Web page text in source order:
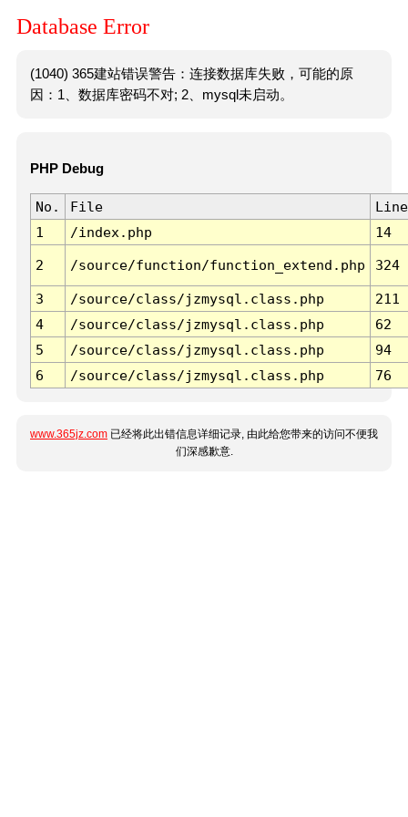
Database Error
(1040) 365建站错误警告：连接数据库失败，可能的原
因：1、数据库密码不对; 2、mysql未启动。
PHP Debug
No. File
Line
1
/index.php 14
2 /source/function/function_extend.php 324
3 /source/class/jzmysql.class.php
211
4
/source/class/jzmysql.class.php
62
5
/source/class/jzmysql.class.php
94
6
/source/class/jzmysql.class.php 76
www.365jz.com 已经将此出错信息详细记录, 由此给您带来的访问不便我
们深感歉意.